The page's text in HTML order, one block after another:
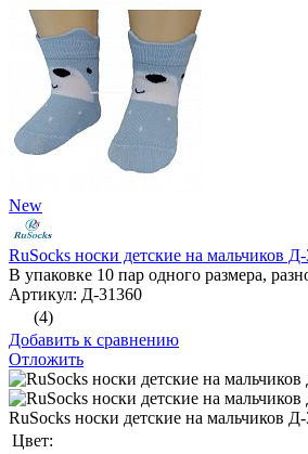
New
RuSocks носки детские на мальчиков
В упаковке 10 пар одного размера,
Артикул: Д-31360
(4)
Добавить к сравнению
Отложить
RuSocks носки детские на мальчиков
Цвет: